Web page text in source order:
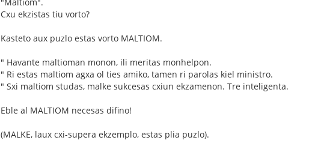
Cxu ekzistas tiu vorto?
Kasteto aux puzlo estas vorto MALTIOM.
" Havante maltioman monon, ili meritas monhelpon.
" Ri estas maltiom agxa ol ties amiko, tamen ri parolas kiel ministro.
" Sxi maltiom studas, malke sukcesas cxiun ekzamenon. Tre inteligenta.
Eble al MALTIOM necesas difino!
(MALKE, laux cxi-supera ekzemplo, estas plia puzlo).